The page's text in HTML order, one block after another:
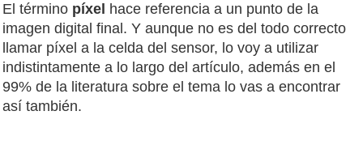
El término píxel hace referencia a un punto de la
imagen digital final. Y aunque no es del todo correcto
llamar píxel a la celda del sensor, lo voy a utilizar
indistintamente a lo largo del artículo, además en el
99% de la literatura sobre el tema lo vas a encontrar
así también.